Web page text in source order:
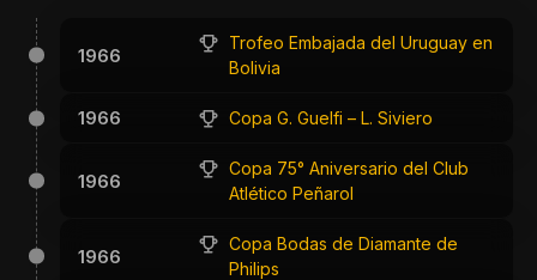
1966
Trofeo Embajada del Uruguay en
Bolivia
1966 Copa G. Guelfi – L. Siviero
1966
Copa 75° Aniversario del Club
Atlético Peñarol
1966
Copa Bodas de Diamante de
Philips